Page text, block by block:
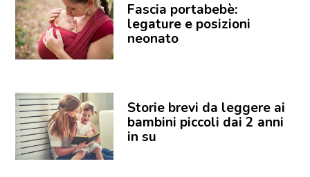
Fascia portabebè:
legature e posizioni
neonato
Storie brevi da leggere ai
bambini piccoli dai 2 anni
in su